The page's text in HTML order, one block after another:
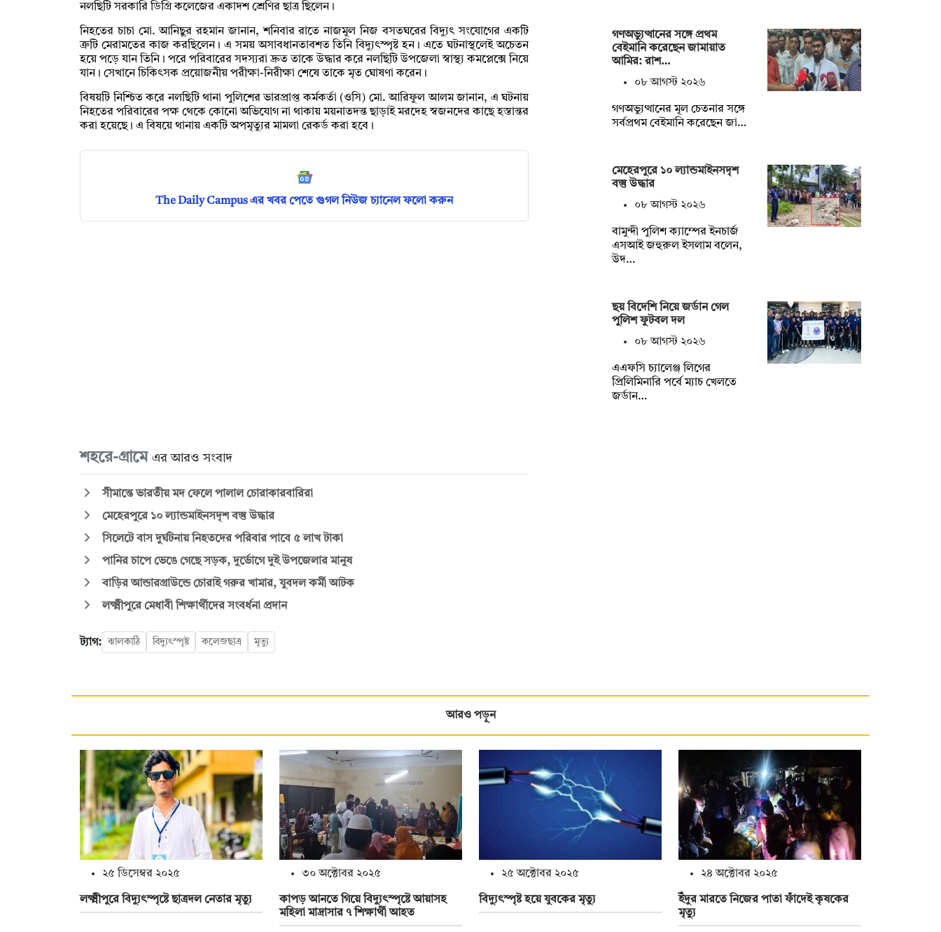
নলছিটি সরকারি ডিগ্রি কলেজের একাদশ শ্রেণির ছাত্র ছিলেন।
নিহতের চাচা মো. আনিছুর রহমান জানান, শনিবার রাতে নাজমুল নিজ বসতঘরের বিদ্যুৎ সংযোগের একটি
ত্রুটি মেরামতের কাজ করছিলেন। এ সময় অসাবধানতাবশত তিনি বিদ্যুৎস্পৃষ্ট হন। এতে ঘটনাস্থলেই অচেতন
হয়ে পড়ে যান তিনি। পরে পরিবারের সদস্যরা দ্রুত তাকে উদ্ধার করে নলছিটি উপজেলা স্বাস্থ্য কমপ্লেক্সে নিয়ে
যান। সেখানে চিকিৎসক প্রয়োজনীয় পরীক্ষা-নিরীক্ষা শেষে তাকে মৃত ঘোষণা করেন।
বিষয়টি নিশ্চিত করে নলছিটি থানা পুলিশের ভারপ্রাপ্ত কর্মকর্তা (ওসি) মো. আরিফুল আলম জানান, এ ঘটনায়
নিহতের পরিবারের পক্ষ থেকে কোনো অভিযোগ না থাকায় ময়নাতদন্ত ছাড়াই মরদেহ স্বজনদের কাছে হস্তান্তর
করা হয়েছে। এ বিষয়ে থানায় একটি অপমৃত্যুর মামলা রেকর্ড করা হবে।
The Daily Campus এর খবর পেতে গুগল নিউজ চ্যানেল ফলো করুন
শহরে-গ্রামে এর আরও সংবাদ
সীমান্তে ভারতীয় মদ ফেলে পালাল চোরাকারবারিরা
মেহেরপুরে ১০ ল্যান্ডমাইনসদৃশ বস্তু উদ্ধার
সিলেটে বাস দুর্ঘটনায় নিহতদের পরিবার পাবে ৫ লাখ টাকা
পানির চাপে ভেঙে গেছে সড়ক, দুর্ভোগে দুই উপজেলার মানুষ
বাড়ির আন্ডারগ্রাউন্ডে চোরাই গরুর খামার, যুবদল কর্মী আটক
লক্ষ্মীপুরে মেধাবী শিক্ষার্থীদের সংবর্ধনা প্রদান
ট্যাগ: ঝালকাঠি বিদ্যুৎস্পৃষ্ট কলেজছাত্র মৃত্যু
গণঅভ্যুত্থানের সঙ্গে প্রথম
বেইমানি করেছেন জামায়াত
আমির: রাশ…
০৮ আগস্ট ২০২৬
গণঅভ্যুত্থানের মূল চেতনার সঙ্গে
সর্বপ্রথম বেইমানি করেছেন জা…
মেহেরপুরে ১০ ল্যান্ডমাইনসদৃশ
বস্তু উদ্ধার
০৮ আগস্ট ২০২৬
বামুন্দী পুলিশ ক্যাম্পের ইনচার্জ
এসআই জহুরুল ইসলাম বলেন,
উদ…
ছয় বিদেশি নিয়ে জর্ডান গেল
পুলিশ ফুটবল দল
০৮ আগস্ট ২০২৬
এএফসি চ্যালেঞ্জ লিগের
প্রিলিমিনারি পর্বে ম্যাচ খেলতে
জর্ডান…
আরও পড়ুন
২৫ ডিসেম্বর ২০২৫
লক্ষ্মীপুরে বিদ্যুৎস্পৃষ্টে ছাত্রদল নেতার মৃত্যু
৩০ অক্টোবর ২০২৫
কাপড় আনতে গিয়ে বিদ্যুৎস্পৃষ্টে আয়াসহ
মহিলা মাদ্রাসার ৭ শিক্ষার্থী আহত
২৫ অক্টোবর ২০২৫
বিদ্যুৎস্পৃষ্ট হয়ে যুবকের মৃত্যু
২৪ অক্টোবর ২০২৫
ইঁদুর মারতে নিজের পাতা ফাঁদেই কৃষকের
মৃত্যু